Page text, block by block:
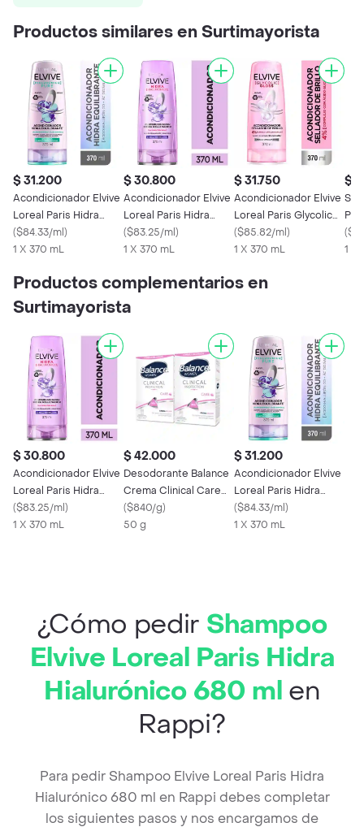
Productos similares en Surtimayorista
$ 31.200
Acondicionador Elvive
Loreal Paris Hidra
Purificante Pure 370
ml
($84.33/ml)
1 X 370 mL
$ 30.800
Acondicionador Elvive
Loreal Paris Hidra
Hialurónico 370 ml
($83.25/ml)
1 X 370 mL
$ 31.750
Acondicionador Elvive
Loreal Paris Glycolic
Gloss 370 ml
($85.82/ml)
1 X 370 mL
$
(
1 X
Productos complementarios en
Surtimayorista
$ 30.800
Acondicionador Elvive
Loreal Paris Hidra
Hialurónico 370 ml
($83.25/ml)
1 X 370 mL
$ 42.000
Desodorante Balance
Crema Clinical Care
Mujer 2x50gr
($840/g)
50 g
$ 31.200
Acondicionador Elvive
Loreal Paris Hidra
Purificante Pure 370
ml
($84.33/ml)
1 X 370 mL
¿Cómo pedir Shampoo
Elvive Loreal Paris Hidra
Hialurónico 680 ml en
Rappi?
Para pedir Shampoo Elvive Loreal Paris Hidra
Hialurónico 680 ml en Rappi debes completar
los siguientes pasos y nos encargamos de